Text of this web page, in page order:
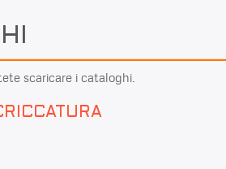
scaricare i cataloghi.